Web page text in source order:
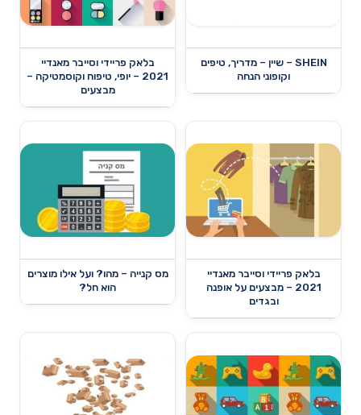
SHEIN – שיין – מדריך, טיפים
וקופוני הנחה
בלאק פריידי וסייבר מאנדיי
2021 – יופי, טיפוח וקוסמטיקה –
מבצעים
בלאק פריידי וסייבר מאנדיי
2021 – מבצעים על אופנה
ובגדים
מס קנייה – מהו? ועל אילו מוצרים
הוא חל?